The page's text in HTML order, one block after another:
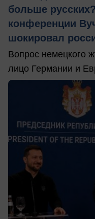
больше
конференции
шокировал
Вопрос немецкого
лицо Германии и